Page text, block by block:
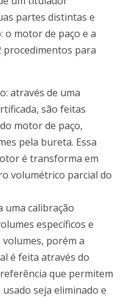
partes distintas e
o motor de paço e a
procedimentos para
através de uma
são feitas
motor de paço,
pela bureta. Essa
é transforma em
volumétrico parcial do
uma calibração
específicos e
volumes, porém a
é feita através do
que permitem
seja eliminado e